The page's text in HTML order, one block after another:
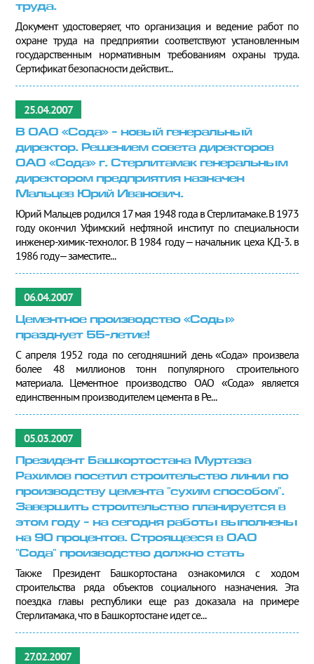
труда.
Документ удостоверяет, что организация и ведение работ по
охране труда на предприятии соответствуют установленным
государственным нормативным требованиям охраны труда.
Сертификат безопасности действит...
25.04.2007
В ОАО «Сода» - новый генеральный
директор. Решением совета директоров
ОАО «Сода» г. Стерлитамак генеральным
директором предприятия назначен
Мальцев Юрий Иванович.
Юрий Мальцев родился 17 мая 1948 года в Стерлитамаке. В 1973
году окончил Уфимский нефтяной институт по специальности
инженер-химик-технолог. В 1984 году – начальник цеха КД-3. в
1986 году – заместите...
06.04.2007
Цементное производство «Соды»
празднует 55-летие!
С апреля 1952 года по сегодняшний день «Сода» произвела
более 48 миллионов тонн популярного строительного
материала. Цементное производство ОАО «Сода» является
единственным производителем цемента в Ре...
05.03.2007
Президент Башкортостана Муртаза
Рахимов посетил строительство линии по
производству цемента "сухим способом".
Завершить строительство планируется в
этом году - на сегодня работы выполнены
на 90 процентов. Строящееся в ОАО
"Сода" производство должно стать
Также Президент Башкортостана ознакомился с ходом
строительства ряда объектов социального назначения. Эта
поездка главы республики еще раз доказала на примере
Стерлитамака, что в Башкортостане идет се...
27.02.2007